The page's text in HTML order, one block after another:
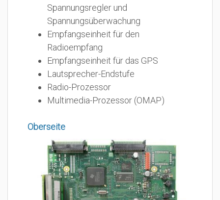
Spannungsregler und
Spannungsüberwachung
Empfangseinheit für den
Radioempfang
Empfangseinheit für das GPS
Lautsprecher-Endstufe
Radio-Prozessor
Multimedia-Prozessor (OMAP)
Oberseite